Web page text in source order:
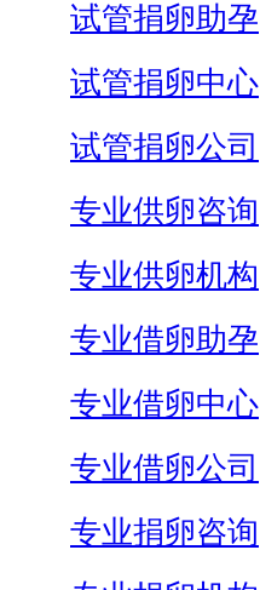
试管捐卵助孕
试管捐卵中心
试管捐卵公司
专业供卵咨询
专业供卵机构
专业借卵助孕
专业借卵中心
专业借卵公司
专业捐卵咨询